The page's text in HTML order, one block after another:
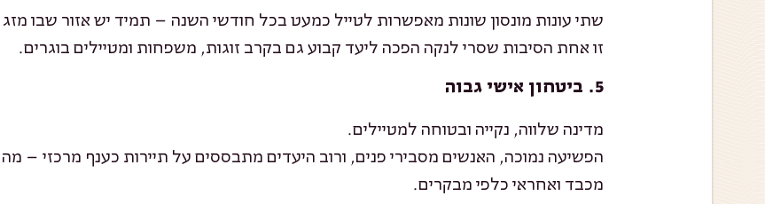
שתי עונות מונסון שונות מאפשרות לטייל כמעט בכל חודשי השנה – תמיד יש אזור שבו
זו אחת הסיבות שסרי לנקה הפכה ליעד קבוע גם בקרב זוגות, משפחות ומטיילים בוגרים.
5. ביטחון אישי גבוה
מדינה שלווה, נקייה ובטוחה למטיילים.
הפשיעה נמוכה, האנשים מסבירי פנים, ורוב היעדים מתבססים על תיירות כענף מרכזי –
מכבד ואחראי כלפי מבקרים.